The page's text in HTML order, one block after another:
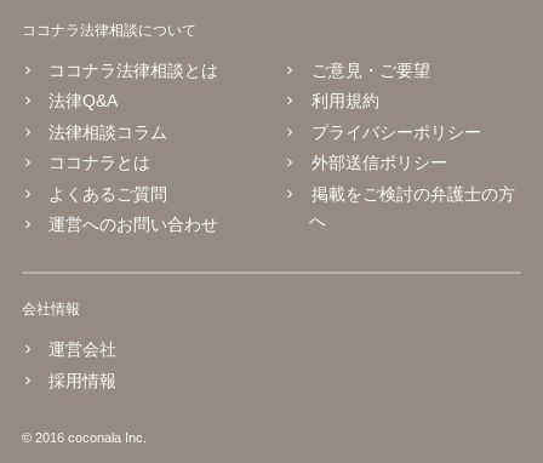
ココナラ法律相談について
ココナラ法律相談とは
法律Q&A
法律相談コラム
ココナラとは
よくあるご質問
運営へのお問い合わせ
ご意見・ご要望
利用規約
プライバシーポリシー
外部送信ポリシー
掲載をご検討の弁護士の方
へ
会社情報
運営会社
採用情報
© 2016 coconala Inc.